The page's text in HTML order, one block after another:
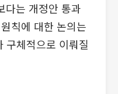
다는 개정안 통과
칙에 대한 논의는
구체적으로 이뤄질